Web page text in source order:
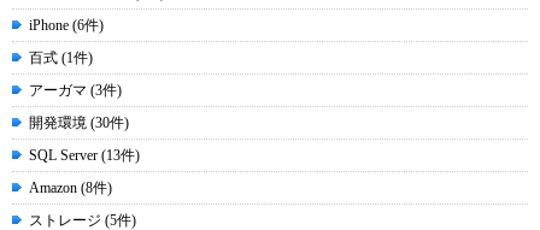
iPhone (6件)
百式 (1件)
アーガマ (3件)
開発環境 (30件)
SQL Server (13件)
Amazon (8件)
ストレージ (5件)